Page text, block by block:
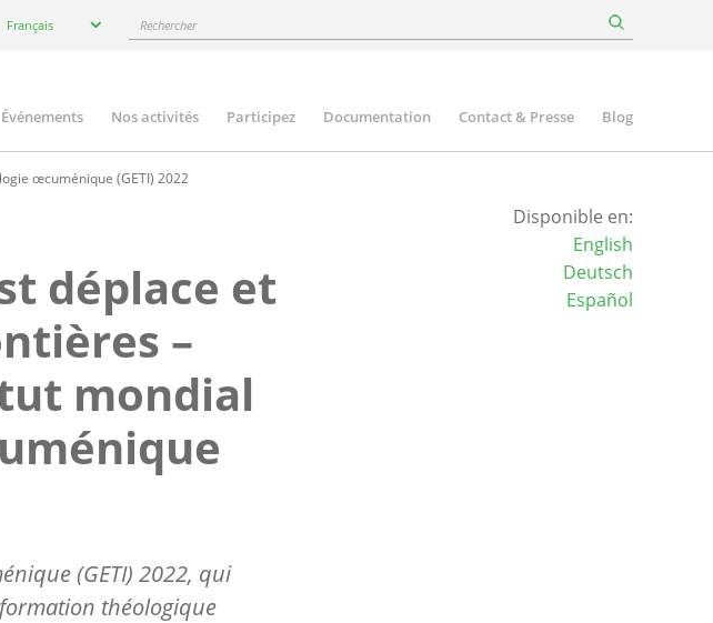
your
Français Rechercher
Événements Nos activités Participez Documentation Contact & Presse Blog
œcuménique (GETI) 2022
déplace et
–
mondial
(GETI) 2022, qui
théologique
Disponible en:
English
Deutsch
Español